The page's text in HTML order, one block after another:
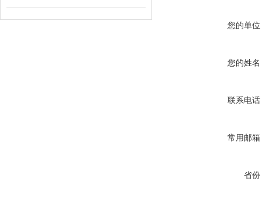
您的单位
您的姓名
联系电话
常用邮箱
省份